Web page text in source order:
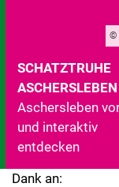
©
SCHATZTRUHE
ASCHERSLEBEN
Aschersleben
und interaktiv
entdecken
Dank an: